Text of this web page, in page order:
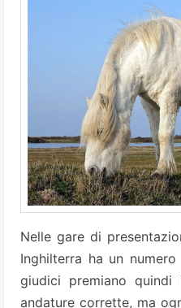
Nelle gare di
Inghilterra ha un
giudici premiano
andature corrette, ma